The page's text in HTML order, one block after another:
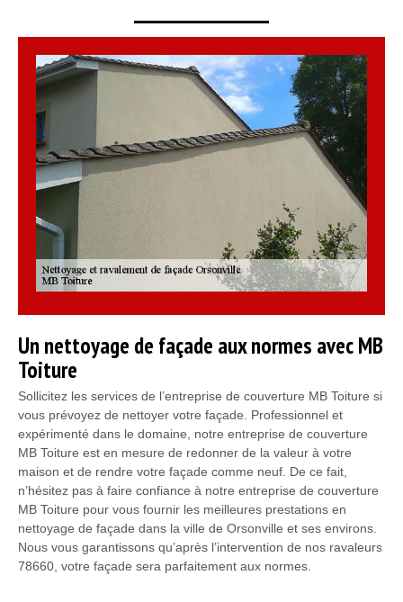
Un nettoyage de façade aux normes avec MB
Toiture
Sollicitez les services de l’entreprise de couverture MB Toiture si
vous prévoyez de nettoyer votre façade. Professionnel et
expérimenté dans le domaine, notre entreprise de couverture
MB Toiture est en mesure de redonner de la valeur à votre
maison et de rendre votre façade comme neuf. De ce fait,
n’hésitez pas à faire confiance à notre entreprise de couverture
MB Toiture pour vous fournir les meilleures prestations en
nettoyage de façade dans la ville de Orsonville et ses environs.
Nous vous garantissons qu’après l’intervention de nos ravaleurs
78660, votre façade sera parfaitement aux normes.